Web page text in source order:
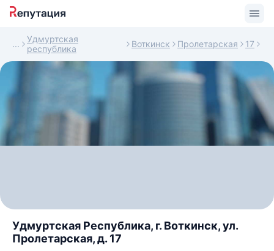
Удмуртская
республика
Воткинск Пролетарская 17
Удмуртская Республика, г. Воткинск, ул.
Пролетарская, д. 17